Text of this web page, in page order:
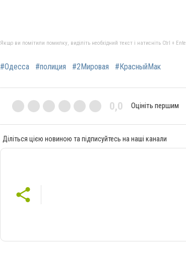
Якщо ви помітили помилку, виділіть необхідний текст і натисніть Ctrl +
#Одесса #полиция #2Мировая #КрасныйМак
0,0 Оцініть першим
Діліться цією новиною та підписуйтесь на наші канали